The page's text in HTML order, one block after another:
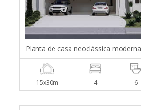
Planta de casa neoclássica moderna
15x30m 4 6